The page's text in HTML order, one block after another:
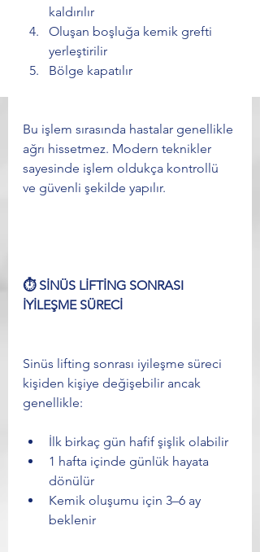
kaldırılır
Oluşan boşluğa kemik grefti
yerleştirilir
Bölge kapatılır
Bu işlem sırasında hastalar genellikle
ağrı hissetmez. Modern teknikler
sayesinde işlem oldukça kontrollü
ve güvenli şekilde yapılır.
⏱️ SİNÜS LİFTİNG SONRASI
İYİLEŞME SÜRECİ
Sinüs lifting sonrası iyileşme süreci
kişiden kişiye değişebilir ancak
genellikle:
İlk birkaç gün hafif şişlik olabilir
1 hafta içinde günlük hayata
dönülür
Kemik oluşumu için 3–6 ay
beklenir